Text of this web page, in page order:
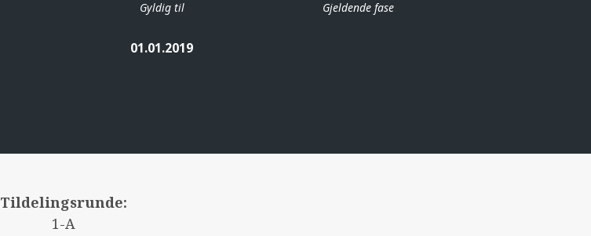
Gyldig til
01.01.2019
Gjeldende fase
Tildelingsrunde:
1-A